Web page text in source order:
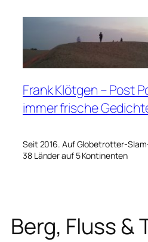
Frank Klötgen – Post
immer frische
Seit 2016. Auf Globetrotter-
38 Länder auf 5 Kontinenten
Berg, Fluss &